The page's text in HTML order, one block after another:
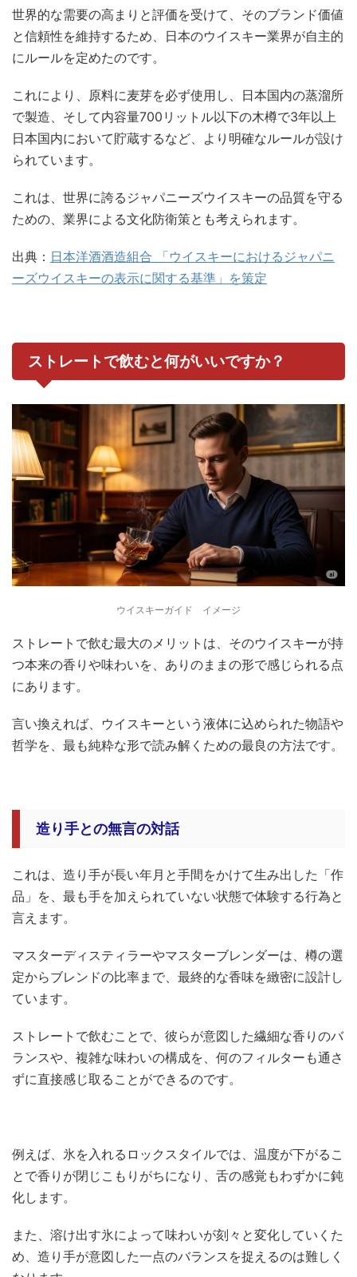
世界的な需要の高まりと評価を受けて、そのブランド価値
と信頼性を維持するため、日本のウイスキー業界が自主的
にルールを定めたのです。
これにより、原料に麦芽を必ず使用し、日本国内の蒸溜所
で製造、そして内容量700リットル以下の木樽で3年以上
日本国内において貯蔵するなど、より明確なルールが設け
られています。
これは、世界に誇るジャパニーズウイスキーの品質を守る
ための、業界による文化防衛策とも考えられます。
出典： 日本洋酒酒造組合 「ウイスキーにおけるジャパニ
ーズウイスキーの表示に関する基準」を策定
ストレートで飲むと何がいいですか？
ウイスキーガイド イメージ
ストレートで飲む最大のメリットは、そのウイスキーが持
つ本来の香りや味わいを、ありのままの形で感じられる点
にあります。
言い換えれば、ウイスキーという液体に込められた物語や
哲学を、最も純粋な形で読み解くための最良の方法です。
造り手との無言の対話
これは、造り手が長い年月と手間をかけて生み出した「作
品」を、最も手を加えられていない状態で体験する行為と
言えます。
マスターディスティラーやマスターブレンダーは、樽の選
定からブレンドの比率まで、最終的な香味を緻密に設計し
ています。
ストレートで飲むことで、彼らが意図した繊細な香りのバ
ランスや、複雑な味わいの構成を、何のフィルターも通さ
ずに直接感じ取ることができるのです。
例えば、氷を入れるロックスタイルでは、温度が下がるこ
とで香りが閉じこもりがちになり、舌の感覚もわずかに鈍
化します。
また、溶け出す氷によって味わいが刻々と変化していくた
め、造り手が意図した一点のバランスを捉えるのは難しく